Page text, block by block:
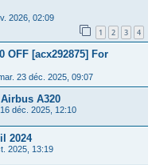
2026, 02:09
1 2 3 4
OFF [acx292875] For
23 déc. 2025, 09:07
A320
déc. 2025, 12:10
2024
2025, 13:19